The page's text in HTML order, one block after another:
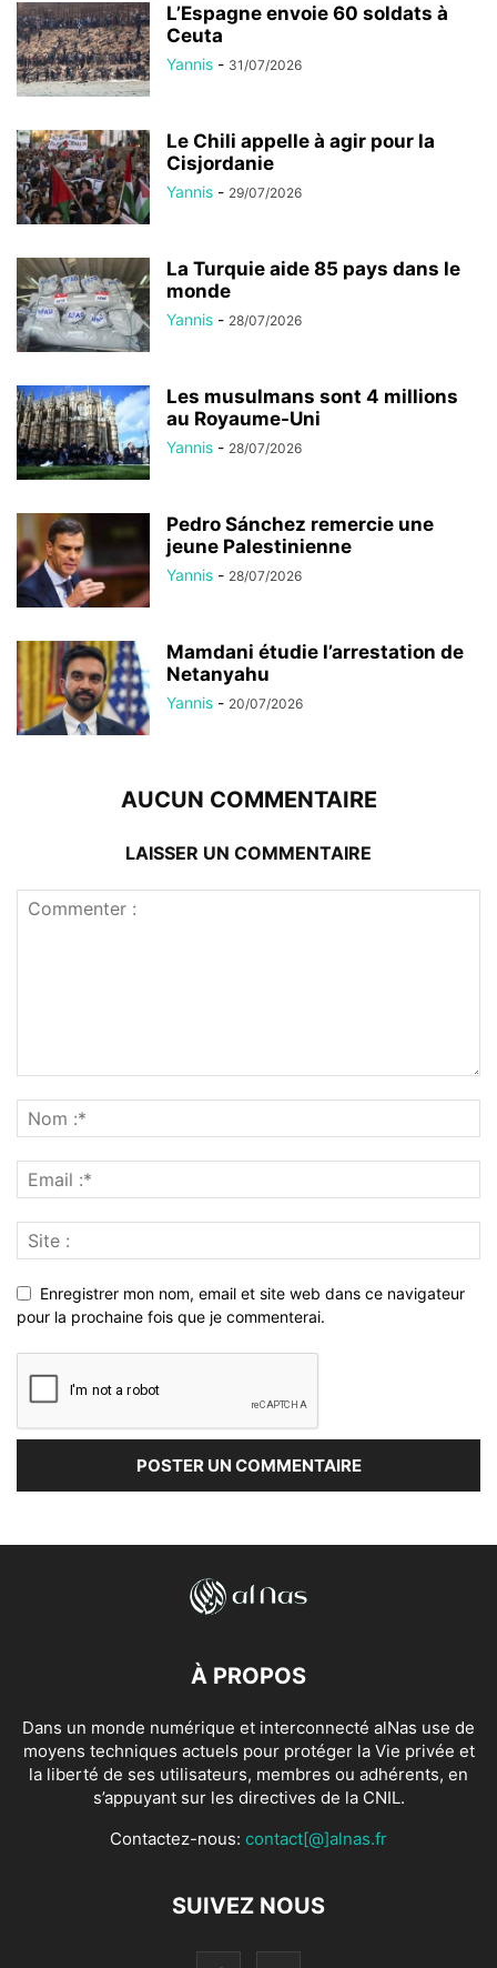
L’Espagne envoie 60 soldats à
Ceuta
Yannis - 31/07/2026
Le Chili appelle à agir pour la
Cisjordanie
Yannis - 29/07/2026
La Turquie aide 85 pays dans le
monde
Yannis - 28/07/2026
Les musulmans sont 4 millions
au Royaume-Uni
Yannis - 28/07/2026
Pedro Sánchez remercie une
jeune Palestinienne
Yannis - 28/07/2026
Mamdani étudie l’arrestation de
Netanyahu
Yannis - 20/07/2026
AUCUN COMMENTAIRE
LAISSER UN COMMENTAIRE
Enregistrer mon nom, email et site web dans ce navigateur
pour la prochaine fois que je commenterai.
À PROPOS
Dans un monde numérique et interconnecté alNas use de
moyens techniques actuels pour protéger la Vie privée et
la liberté de ses utilisateurs, membres ou adhérents, en
s’appuyant sur les directives de la CNIL.
Contactez-nous: contact[@]alnas.fr
SUIVEZ NOUS